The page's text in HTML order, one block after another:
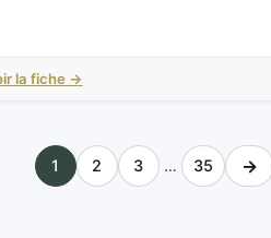
la fiche →
1 2 3 … 35 →